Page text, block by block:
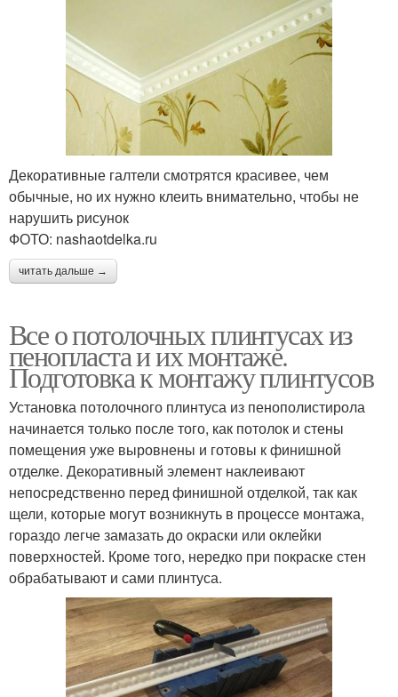
Декоративные галтели смотрятся красивее, чем
обычные, но их нужно клеить внимательно, чтобы не
нарушить рисунок
ФОТО: nashaotdelka.ru
читать дальше →
Все о потолочных плинтусах из
пенопласта и их монтаже.
Подготовка к монтажу плинтусов
Установка потолочного плинтуса из пенополистирола
начинается только после того, как потолок и стены
помещения уже выровнены и готовы к финишной
отделке. Декоративный элемент наклеивают
непосредственно перед финишной отделкой, так как
щели, которые могут возникнуть в процессе монтажа,
гораздо легче замазать до окраски или оклейки
поверхностей. Кроме того, нередко при покраске стен
обрабатывают и сами плинтуса.